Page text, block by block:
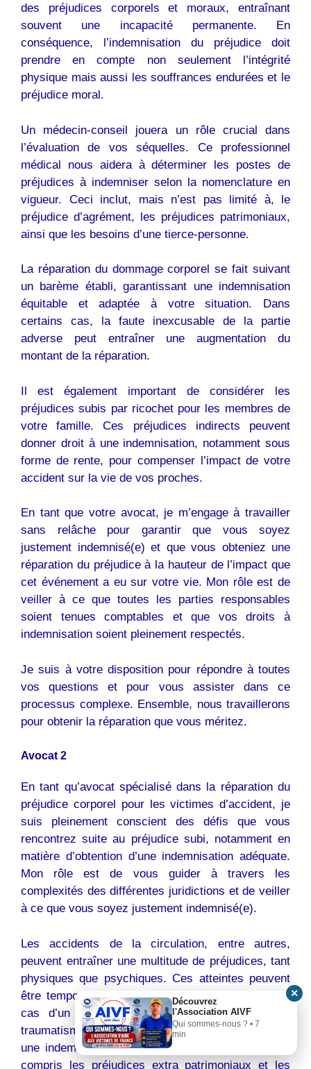
des préjudices corporels et moraux, entraînant
souvent une incapacité permanente. En
conséquence, l’indemnisation du préjudice doit
prendre en compte non seulement l’intégrité
physique mais aussi les souffrances endurées et le
préjudice moral.
Un médecin-conseil jouera un rôle crucial dans
l’évaluation de vos séquelles. Ce professionnel
médical nous aidera à déterminer les postes de
préjudices à indemniser selon la nomenclature en
vigueur. Ceci inclut, mais n’est pas limité à, le
préjudice d’agrément, les préjudices patrimoniaux,
ainsi que les besoins d’une tierce-personne.
La réparation du dommage corporel se fait suivant
un barème établi, garantissant une indemnisation
équitable et adaptée à votre situation. Dans
certains cas, la faute inexcusable de la partie
adverse peut entraîner une augmentation du
montant de la réparation.
Il est également important de considérer les
préjudices subis par ricochet pour les membres de
votre famille. Ces préjudices indirects peuvent
donner droit à une indemnisation, notamment sous
forme de rente, pour compenser l’impact de votre
accident sur la vie de vos proches.
En tant que votre avocat, je m’engage à travailler
sans relâche pour garantir que vous soyez
justement indemnisé(e) et que vous obteniez une
réparation du préjudice à la hauteur de l’impact que
cet événement a eu sur votre vie. Mon rôle est de
veiller à ce que toutes les parties responsables
soient tenues comptables et que vos droits à
indemnisation soient pleinement respectés.
Je suis à votre disposition pour répondre à toutes
vos questions et pour vous assister dans ce
processus complexe. Ensemble, nous travaillerons
pour obtenir la réparation que vous méritez.
Avocat 2
En tant qu’avocat spécialisé dans la réparation du
préjudice corporel pour les victimes d’accident, je
suis pleinement conscient des défis que vous
rencontrez suite au préjudice subi, notamment en
matière d’obtention d’une indemnisation adéquate.
Mon rôle est de vous guider à travers les
complexités des différentes juridictions et de veiller
à ce que vous soyez justement indemnisé(e).
Les accidents de la circulation, entre autres,
peuvent entraîner une multitude de préjudices, tant
physiques que psychiques. Ces atteintes peuvent
être temporaires ou permanentes, comme dans le
cas d’un déficit fonctionnel permanent ou d’un
traumatisme psychique. Il est essentiel d’obtenir
une indemnisation qui couvre tous ces aspects, y
compris les préjudices extra patrimoniaux et les
Découvrez
l'Association AIVF
Qui sommes-nous ? • 7
min
✕